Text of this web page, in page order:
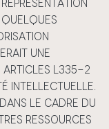
représentation
une
L335-2
intellectuelle.
le cadre du
ressources